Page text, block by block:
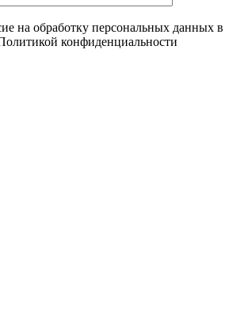
на обработку персональных данных в
конфиденциальности